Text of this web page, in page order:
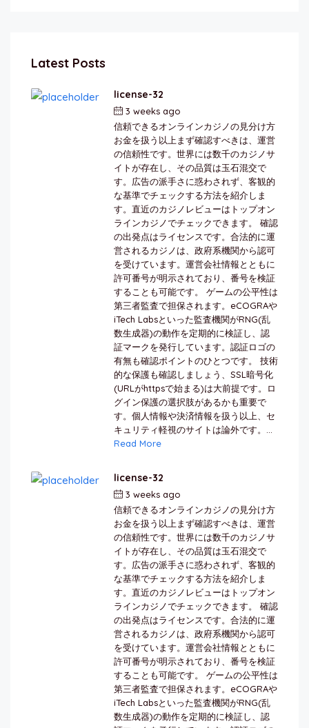
Latest Posts
license-32
3 weeks ago
信頼できるオンラインカジノの見分け方
お金を扱う以上まず確認すべきは、運営
の信頼性です。世界には数千のカジノサ
イトが存在し、その品質は玉石混交で
す。広告の派手さに惑わされず、客観的
な基準でチェックする方法を紹介しま
す。直近のカジノレビューはトップオン
ラインカジノでチェックできます。 確認
の出発点はライセンスです。合法的に運
営されるカジノは、政府系機関から認可
を受けています。運営会社情報とともに
許可番号が明示されており、番号を検証
することも可能です。 ゲームの公平性は
第三者監査で担保されます。eCOGRAや
iTech Labsといった監査機関がRNG(乱
数生成器)の動作を定期的に検証し、認
証マークを発行しています。認証ロゴの
有無も確認ポイントのひとつです。 技術
的な保護も確認しましょう、SSL暗号化
(URLがhttpsで始まる)は大前提です。ロ
グイン保護の選択肢があるかも重要で
す。個人情報や決済情報を扱う以上、セ
キュリティ軽視のサイトは論外です。...
Read More
license-32
3 weeks ago
信頼できるオンラインカジノの見分け方
お金を扱う以上まず確認すべきは、運営
の信頼性です。世界には数千のカジノサ
イトが存在し、その品質は玉石混交で
す。広告の派手さに惑わされず、客観的
な基準でチェックする方法を紹介しま
す。直近のカジノレビューはトップオン
ラインカジノでチェックできます。 確認
の出発点はライセンスです。合法的に運
営されるカジノは、政府系機関から認可
を受けています。運営会社情報とともに
許可番号が明示されており、番号を検証
することも可能です。 ゲームの公平性は
第三者監査で担保されます。eCOGRAや
iTech Labsといった監査機関がRNG(乱
数生成器)の動作を定期的に検証し、認